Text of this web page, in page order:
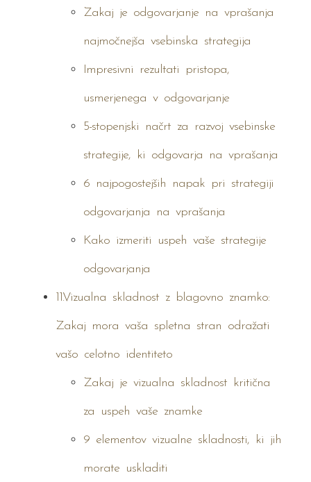
Zakaj je odgovarjanje na vprašanja
najmočnejša vsebinska strategija
Impresivni rezultati pristopa,
usmerjenega v odgovarjanje
5-stopenjski načrt za razvoj vsebinske
strategije, ki odgovarja na vprašanja
6 najpogostejših napak pri strategiji
odgovarjanja na vprašanja
Kako izmeriti uspeh vaše strategije
odgovarjanja
11.Vizualna skladnost z blagovno znamko:
Zakaj mora vaša spletna stran odražati
vašo celotno identiteto
Zakaj je vizualna skladnost kritična
za uspeh vaše znamke
9 elementov vizualne skladnosti, ki jih
morate uskladiti